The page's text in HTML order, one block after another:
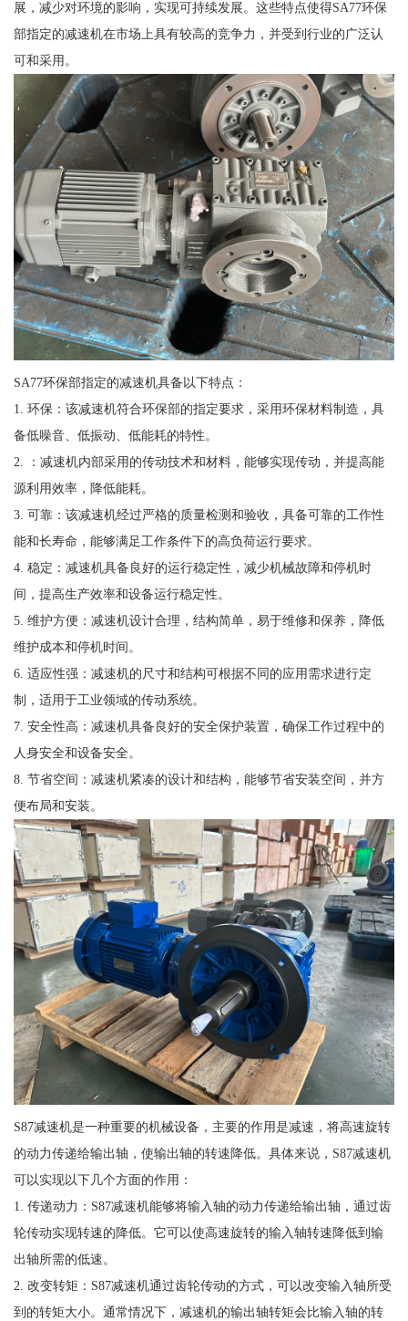
展，减少对环境的影响，实现可持续发展。这些特点使得SA77环保
部指定的减速机在市场上具有较高的竞争力，并受到行业的广泛认
可和采用。
SA77环保部指定的减速机具备以下特点：
1. 环保：该减速机符合环保部的指定要求，采用环保材料制造，具
备低噪音、低振动、低能耗的特性。
2. ：减速机内部采用的传动技术和材料，能够实现传动，并提高能
源利用效率，降低能耗。
3. 可靠：该减速机经过严格的质量检测和验收，具备可靠的工作性
能和长寿命，能够满足工作条件下的高负荷运行要求。
4. 稳定：减速机具备良好的运行稳定性，减少机械故障和停机时
间，提高生产效率和设备运行稳定性。
5. 维护方便：减速机设计合理，结构简单，易于维修和保养，降低
维护成本和停机时间。
6. 适应性强：减速机的尺寸和结构可根据不同的应用需求进行定
制，适用于工业领域的传动系统。
7. 安全性高：减速机具备良好的安全保护装置，确保工作过程中的
人身安全和设备安全。
8. 节省空间：减速机紧凑的设计和结构，能够节省安装空间，并方
便布局和安装。
S87减速机是一种重要的机械设备，主要的作用是减速，将高速旋转
的动力传递给输出轴，使输出轴的转速降低。具体来说，S87减速机
可以实现以下几个方面的作用：
1. 传递动力：S87减速机能够将输入轴的动力传递给输出轴，通过齿
轮传动实现转速的降低。它可以使高速旋转的输入轴转速降低到输
出轴所需的低速。
2. 改变转矩：S87减速机通过齿轮传动的方式，可以改变输入轴所受
到的转矩大小。通常情况下，减速机的输出轴转矩会比输入轴的转